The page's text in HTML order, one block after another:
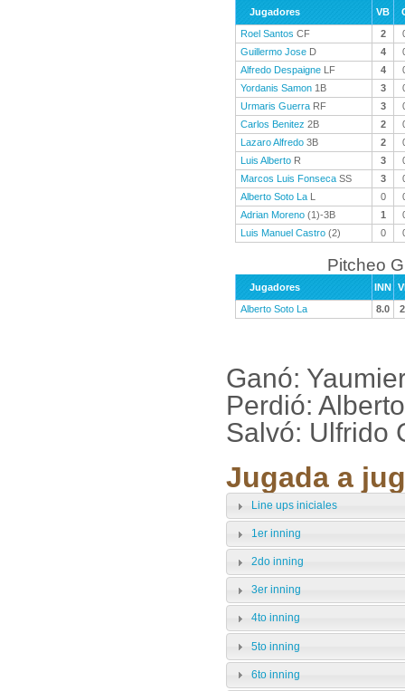
Jugadores VB
Roel Santos CF 2
Guillermo Jose D 4
Alfredo Despaigne LF 4
Yordanis Samon 1B 3
Urmaris Guerra RF 3
Carlos Benitez 2B 2
Lazaro Alfredo 3B 2
Luis Alberto R 3
Marcos Luis Fonseca SS 3
Alberto Soto La L 0
Adrian Moreno (1)-3B 1
Luis Manuel Castro (2) 0
Pitcheo
Jugadores INN
Alberto Soto La
8.0
Ganó:
Perdió:
Salvó: Ulfrido
Jugada a
Line ups iniciales
1er inning
2do inning
3er inning
4to inning
5to inning
6to inning